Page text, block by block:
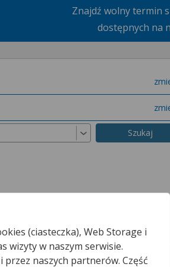
Znajdź wolny termin
dostępnych na
(ciasteczka), Web Storage i
wizyty w naszym serwisie.
naszych partnerów. Część